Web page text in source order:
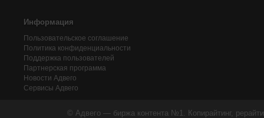
Информация
Пользовательское соглашение
Политика конфиденциальности
Поддержка пользователей
Партнерская программа
Новости Адвего
Сервисы Адвего
© Адвего — биржа контента №1. Копирайтинг,